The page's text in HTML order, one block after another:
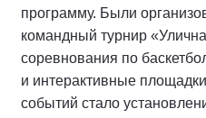
программу. Были
командный турнир
соревнования по
и интерактивные
событий стало